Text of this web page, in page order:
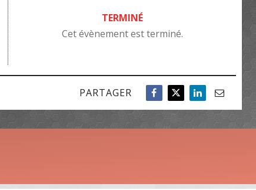
TERMINÉ
Cet évènement est terminé.
PARTAGER